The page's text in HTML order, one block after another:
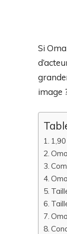
Si
image